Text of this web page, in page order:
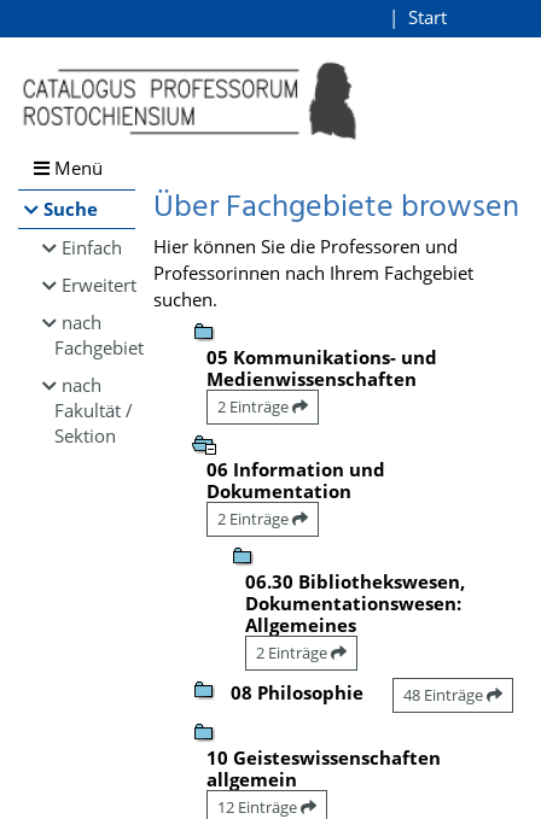
Browsen
direkt zum Inhalt
Start
Menü
Suche
Einfach
Erweitert
nach
Fachgebiet
nach
Fakultät /
Sektion
Über Fachgebiete browsen
Hier können Sie die Professoren und
Professorinnen nach Ihrem Fachgebiet
suchen.
05 Kommunikations- und
Medienwissenschaften
2 Einträge
06 Information und
Dokumentation
2 Einträge
06.30 Bibliothekswesen,
Dokumentationswesen:
Allgemeines
2 Einträge
08 Philosophie 48 Einträge
10 Geisteswissenschaften
allgemein
12 Einträge